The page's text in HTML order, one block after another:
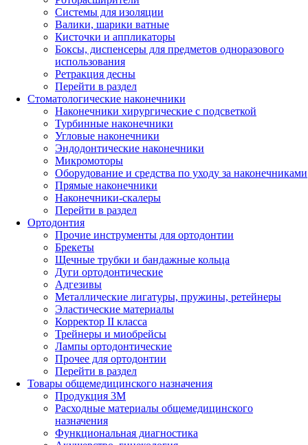
Системы для изоляции
Валики, шарики ватные
Кисточки и аппликаторы
Боксы, диспенсеры для предметов одноразового
использования
Ретракция десны
Перейти в раздел
Стоматологические наконечники
Наконечники хирургические с подсветкой
Турбинные наконечники
Угловые наконечники
Эндодонтические наконечники
Микромоторы
Оборудование и средства по уходу за наконечниками
Прямые наконечники
Наконечники-скалеры
Перейти в раздел
Ортодонтия
Прочие инструменты для ортодонтии
Брекеты
Щечные трубки и бандажные кольца
Дуги ортодонтические
Адгезивы
Металлические лигатуры, пружины, ретейнеры
Эластические материалы
Корректор II класса
Трейнеры и миобрейсы
Лампы ортодонтические
Прочее для ортодонтии
Перейти в раздел
Товары общемедицинского назначения
Продукция 3М
Расходные материалы общемедицинского
назначения
Функциональная диагностика